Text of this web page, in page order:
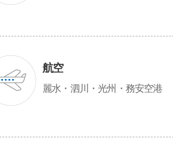
航空
麗水・泗川・光州・務安空港